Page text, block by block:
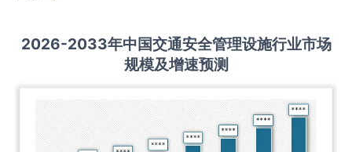
2026-2033年中国交通安全管理设施行业市场
规模及增速预测